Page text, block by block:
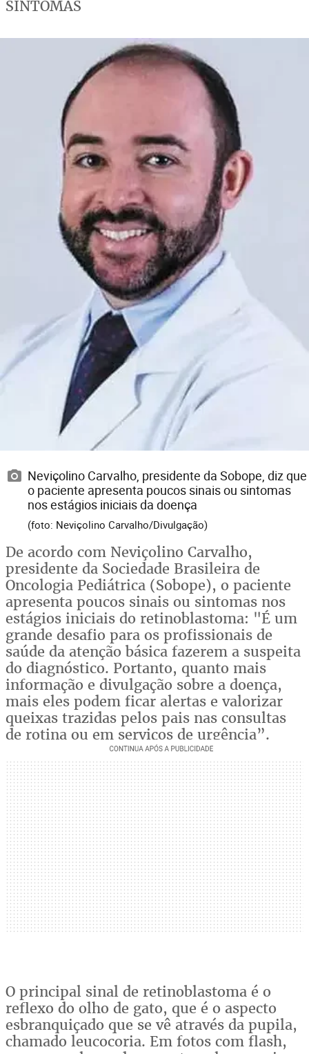
SINTOMAS
Neviçolino Carvalho, presidente da Sobope, diz que
o paciente apresenta poucos sinais ou sintomas
nos estágios iniciais da doença
(foto: Neviçolino Carvalho/Divulgação)
De acordo com Neviçolino Carvalho,
presidente da Sociedade Brasileira de
Oncologia Pediátrica (Sobope), o paciente
apresenta poucos sinais ou sintomas nos
estágios iniciais do retinoblastoma: "É um
grande desafio para os profissionais de
saúde da atenção básica fazerem a suspeita
do diagnóstico. Portanto, quanto mais
informação e divulgação sobre a doença,
mais eles podem ficar alertas e valorizar
queixas trazidas pelos pais nas consultas
de rotina ou em serviços de urgência”.
O principal sinal de retinoblastoma é o
reflexo do olho de gato, que é o aspecto
esbranquiçado que se vê através da pupila,
chamado leucocoria. Em fotos com flash,